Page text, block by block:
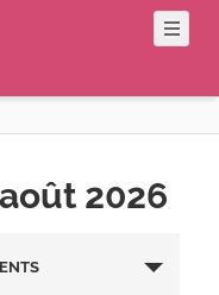
2026